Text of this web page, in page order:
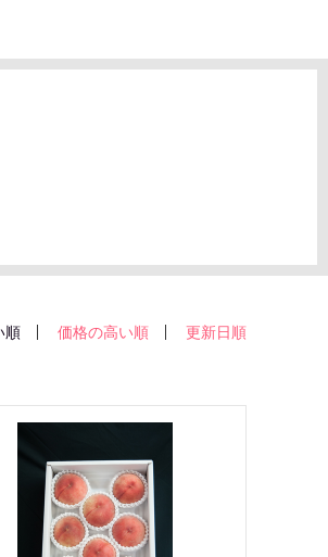
順 価格の高い順 更新日順